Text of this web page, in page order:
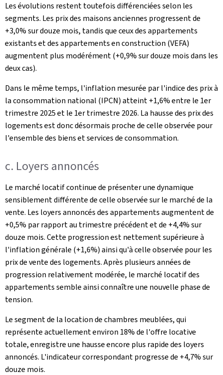
Les évolutions restent toutefois différenciées selon les
segments. Les prix des maisons anciennes progressent de
+3,0% sur douze mois, tandis que ceux des appartements
existants et des appartements en construction (VEFA)
augmentent plus modérément (+0,9% sur douze mois dans les
deux cas).
Dans le même temps, l'inflation mesurée par l'indice des prix à
la consommation national (IPCN) atteint +1,6% entre le 1er
trimestre 2025 et le 1er trimestre 2026. La hausse des prix des
logements est donc désormais proche de celle observée pour
l'ensemble des biens et services de consommation.
c. Loyers annoncés
Le marché locatif continue de présenter une dynamique
sensiblement différente de celle observée sur le marché de la
vente. Les loyers annoncés des appartements augmentent de
+0,5% par rapport au trimestre précédent et de +4,4% sur
douze mois. Cette progression est nettement supérieure à
l'inflation générale (+1,6%) ainsi qu'à celle observée pour les
prix de vente des logements. Après plusieurs années de
progression relativement modérée, le marché locatif des
appartements semble ainsi connaître une nouvelle phase de
tension.
Le segment de la location de chambres meublées, qui
représente actuellement environ 18% de l'offre locative
totale, enregistre une hausse encore plus rapide des loyers
annoncés. L'indicateur correspondant progresse de +4,7% sur
douze mois.